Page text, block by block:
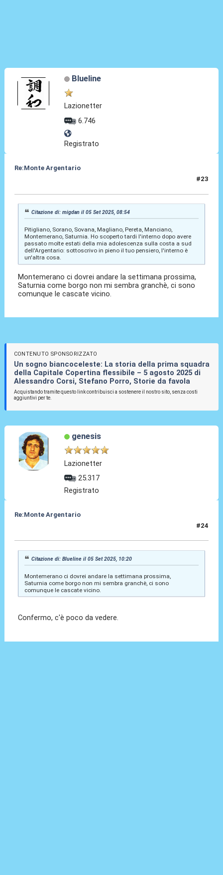
Blueline
Lazionetter
6.746
Registrato
Re:Monte Argentario
#23
Citazione di: migdan il 05 Set 2025, 08:54
Pitigliano, Sorano, Sovana, Magliano, Pereta, Manciano,
Montemerano, Saturnia. Ho scoperto tardi l'interno dopo avere
passato molte estati della mia adolescenza sulla costa a sud
dell'Argentario: sottoscrivo in pieno il tuo pensiero, l'interno è
un'altra cosa.
Montemerano ci dovrei andare la settimana prossima,
Saturnia come borgo non mi sembra granchè, ci sono
comunque le cascate vicino.
CONTENUTO SPONSORIZZATO
Un sogno biancoceleste: La storia della prima squadra
della Capitale Copertina flessibile – 5 agosto 2025 di
Alessandro Corsi, Stefano Porro, Storie da favola
Acquistando tramite questo link contribuisci a sostenere il nostro sito, senza costi
aggiuntivi per te.
genesis
Lazionetter
25.317
Registrato
Re:Monte Argentario
#24
Citazione di: Blueline il 05 Set 2025, 10:20
Montemerano ci dovrei andare la settimana prossima,
Saturnia come borgo non mi sembra granchè, ci sono
comunque le cascate vicino.
Confermo, c'è poco da vedere.